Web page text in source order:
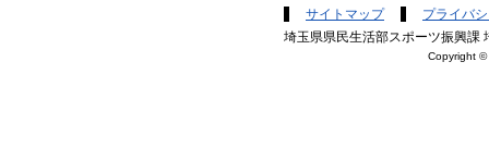
サイトマップ
プライバ
埼玉県県民生活部スポーツ振興
Copyright ©